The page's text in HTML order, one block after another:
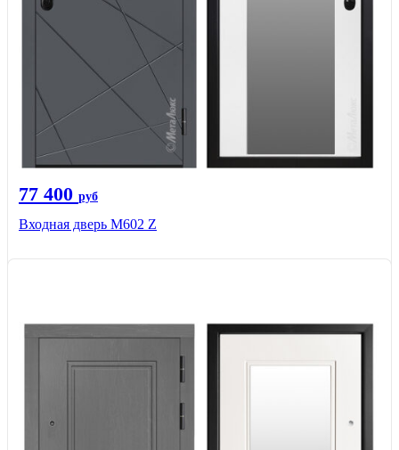
77 400 руб
Входная дверь М602 Z